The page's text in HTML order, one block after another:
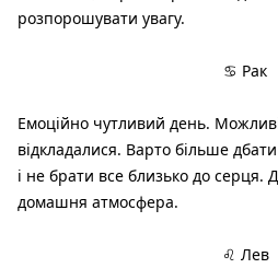
розпорошувати увагу.
♋ Рак
Емоційно чутливий день.
відкладалися. Варто більше
і не брати все близько до серця.
домашня атмосфера.
♌ Лев